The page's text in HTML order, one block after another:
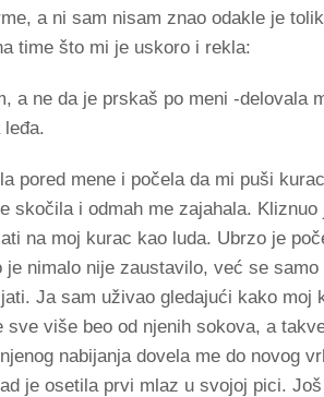
a ni sam nisam znao odakle je
time što mi je uskoro i rekla:
a ne da je prskaš po meni -delovala
leđa.
pored mene i počela da mi puši
skočila i odmah me zajahala.
na moj kurac kao luda. Ubrzo je
nimalo nije zaustavilo, već se
Ja sam uživao gledajući kako moj
više beo od njenih sokova, a
nabijanja dovela me do novog
je osetila prvi mlaz u svojoj pici.